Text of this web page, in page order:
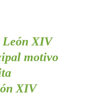
León XIV
motivo
XIV